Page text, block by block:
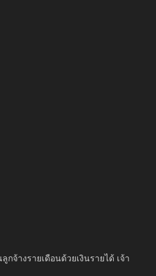
จ้างรายเดือนด้วยเงินรายได้ เจ้า